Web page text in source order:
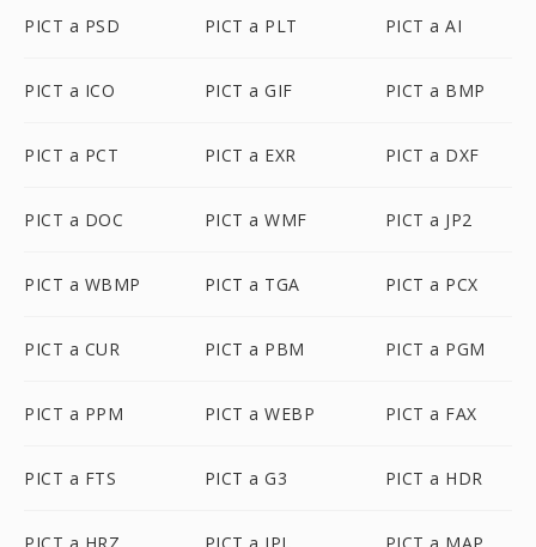
PICT a PSD PICT a PLT PICT a AI
PICT a ICO PICT a GIF PICT a BMP
PICT a PCT PICT a EXR PICT a DXF
PICT a DOC PICT a WMF PICT a JP2
PICT a WBMP PICT a TGA PICT a PCX
PICT a CUR PICT a PBM PICT a PGM
PICT a PPM PICT a WEBP PICT a FAX
PICT a FTS PICT a G3 PICT a HDR